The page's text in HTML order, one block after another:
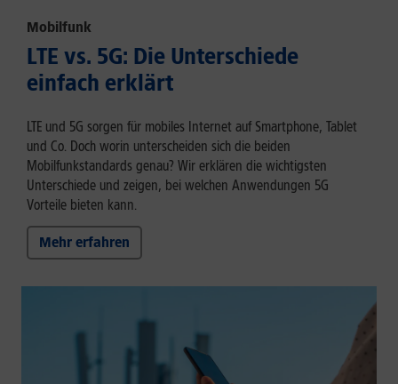
Mobilfunk
LTE vs. 5G: Die Unterschiede
einfach erklärt
LTE und 5G sorgen für mobiles Internet auf Smartphone, Tablet
und Co. Doch worin unterscheiden sich die beiden
Mobilfunkstandards genau? Wir erklären die wichtigsten
Unterschiede und zeigen, bei welchen Anwendungen 5G
Vorteile bieten kann.
Mehr erfahren